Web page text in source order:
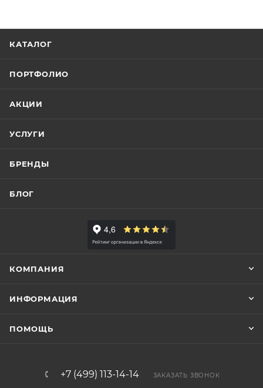
КАТАЛОГ
ПОРТФОЛИО
АКЦИИ
УСЛУГИ
БРЕНДЫ
БЛОГ
КОМПАНИЯ
ИНФОРМАЦИЯ
ПОМОЩЬ
+7 (499) 113-14-14 ЗАКАЗАТЬ ЗВОНОК